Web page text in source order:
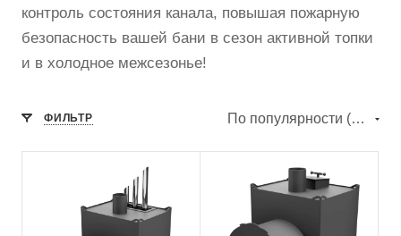
контроль состояния канала, повышая пожарную
безопасность вашей бани в сезон активной топки
и в холодное межсезонье!
ФИЛЬТР По популярности (убывание)